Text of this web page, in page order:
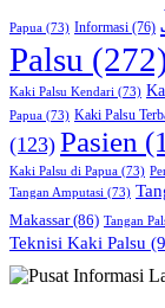
Papua (73) Informasi (76)
Palsu
Kaki Palsu Kendari (73)
Papua (73) Kaki Palsu
(123) Pasien
Kaki Palsu di Papua (73)
Tangan Amputasi (73)
Makassar(86) Tangan
Teknisi Kaki Palsu